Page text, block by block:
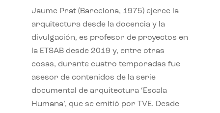
Jaume Prat (Barcelona, 1975) ejerce la
arquitectura desde la docencia y la
divulgación, es profesor de proyectos en
la ETSAB desde 2019 y, entre otras
cosas, durante cuatro temporadas fue
asesor de contenidos de la serie
documental de arquitectura ‘Escala
Humana’, que se emitió por TVE. Desde